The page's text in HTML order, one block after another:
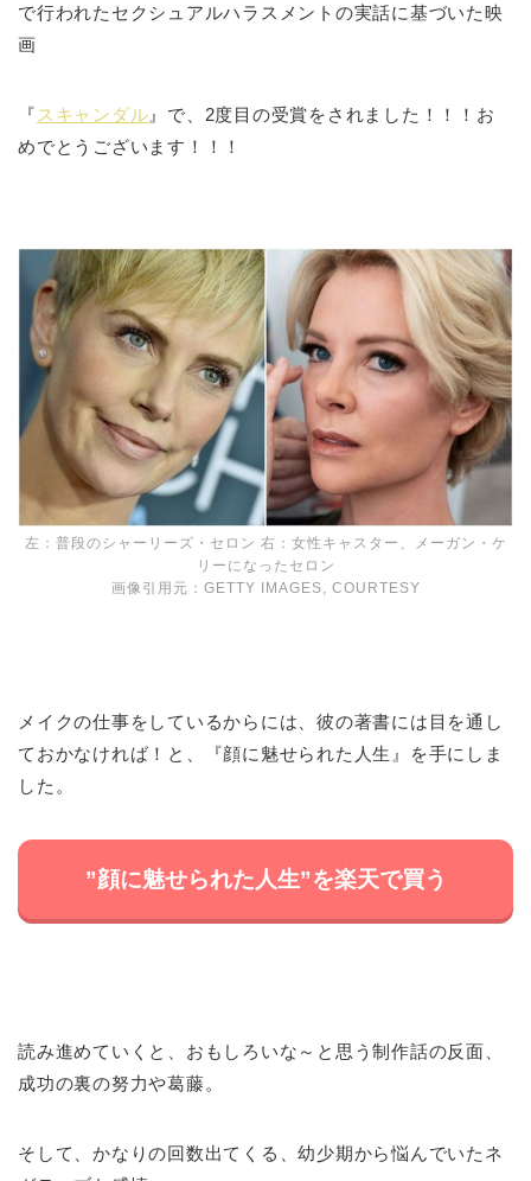
で行われたセクシュアルハラスメントの実話に基づいた映
画
『 スキャンダル 』で、2度目の受賞をされました！！！お
めでとうございます！！！
左：普段のシャーリーズ・セロン 右：女性キャスター、メーガン・ケ
リーになったセロン
画像引用元：GETTY IMAGES, COURTESY
メイクの仕事をしているからには、彼の著書には目を通し
ておかなければ！と、『顔に魅せられた人生』を手にしま
した。
”顔に魅せられた人生”を楽天で買う
読み進めていくと、おもしろいな～と思う制作話の反面、
成功の裏の努力や葛藤。
そして、かなりの回数出てくる、幼少期から悩んでいたネ